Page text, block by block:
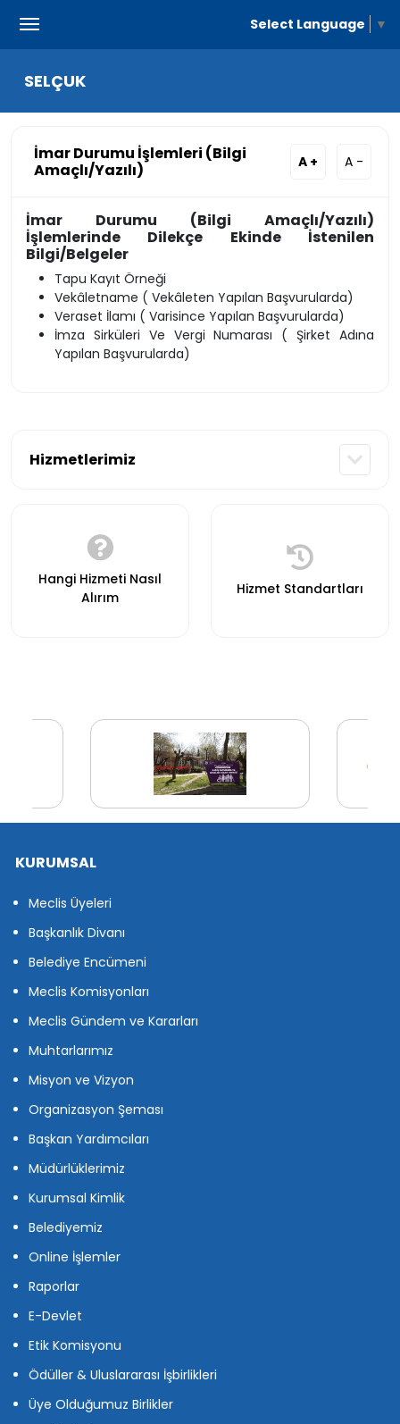
Select Language ▼
SELÇUK
Hizmetlerimiz
Hangi Hizmeti Nasıl
Alırım
Hizmet Standartları
İmar Durumu İşlemleri (Bilgi
Amaçlı/Yazılı)
A + A -
İmar Durumu (Bilgi Amaçlı/Yazılı)
İşlemlerinde Dilekçe Ekinde İstenilen
Bilgi/Belgeler
Tapu Kayıt Örneği
Vekâletname ( Vekâleten Yapılan Başvurularda)
Veraset İlamı ( Varisince Yapılan Başvurularda)
İmza Sirküleri Ve Vergi Numarası ( Şirket Adına
Yapılan Başvurularda)
KURUMSAL
Meclis Üyeleri
Başkanlık Divanı
Belediye Encümeni
Meclis Komisyonları
Meclis Gündem ve Kararları
Muhtarlarımız
Misyon ve Vizyon
Organizasyon Şeması
Başkan Yardımcıları
Müdürlüklerimiz
Kurumsal Kimlik
Belediyemiz
Online İşlemler
Raporlar
E-Devlet
Etik Komisyonu
Ödüller & Uluslararası İşbirlikleri
Üye Olduğumuz Birlikler